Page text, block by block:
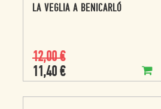
LA VEGLIA A BENICARLÓ
12,00€
11,40 €